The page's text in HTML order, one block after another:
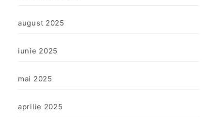
august 2025
iunie 2025
mai 2025
aprilie 2025